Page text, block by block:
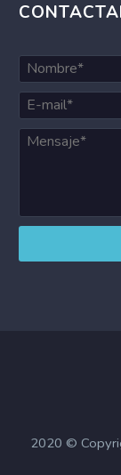
2020 ©